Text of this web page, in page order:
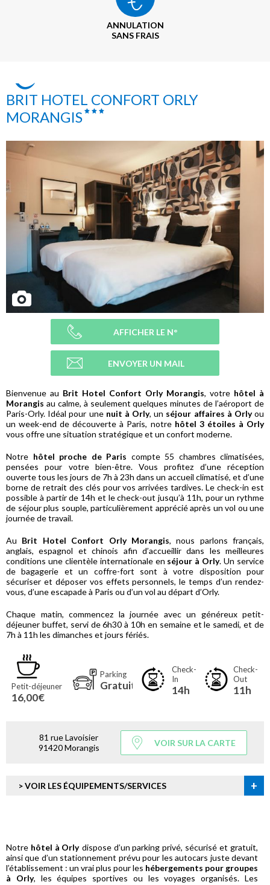
ANNULATION
SANS FRAIS
BRIT HOTEL CONFORT ORLY
MORANGIS
AFFICHER LE N°
ENVOYER UN MAIL
Bienvenue au Brit Hotel Confort Orly Morangis, votre hôtel à
Morangis au calme, à seulement quelques minutes de l’aéroport de
Paris-Orly. Idéal pour une nuit à Orly, un séjour affaires à Orlyou
un week-end de découverte à Paris, notre hôtel 3 étoiles à Orly
vous offre une situation stratégique et un confort moderne.
Notre hôtel proche de Paris compte 55 chambres climatisées,
pensées pour votre bien-être. Vous profitez d’une réception
ouverte tous les jours de 7h à 23h dans un accueil climatisé, et d’une
borne de retrait des clés pour vos arrivées tardives. Le check-in est
possible à partir de 14h et le check-out jusqu’à 11h, pour un rythme
de séjour plus souple, particulièrement apprécié après un vol ou une
journée de travail.
Au Brit Hotel Confort Orly Morangis, nous parlons français,
anglais, espagnol et chinois afin d’accueillir dans les meilleures
conditions une clientèle internationale en séjour à Orly. Un service
de bagagerie et un coffre-fort sont à votre disposition pour
sécuriser et déposer vos effets personnels, le temps d’un rendez-
vous, d’une escapade à Paris ou d’un vol au départ d’Orly.
Chaque matin, commencez la journée avec un généreux petit-
déjeuner buffet, servi de 6h30 à 10h en semaine et le samedi, et de
7h à 11h les dimanches et jours fériés.
Petit-déjeuner
16,00€
Parking
Gratuit
Check-
In
14h
Check-
Out
11h
81 rue Lavoisier
91420 Morangis
VOIR SUR LA CARTE
> VOIR LES ÉQUIPEMENTS/SERVICES +
Notre hôtel à Orlydispose d’un parking privé, sécurisé et gratuit,
ainsi que d’un stationnement prévu pour les autocars juste devant
l’établissement : un vrai plus pour les hébergements pour groupes
à Orly, les équipes sportives ou les voyages organisés. Les